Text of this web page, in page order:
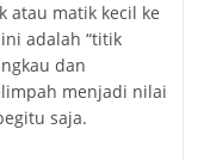
atau matik kecil ke
adalah “titik
dan
menjadi nilai
saja.